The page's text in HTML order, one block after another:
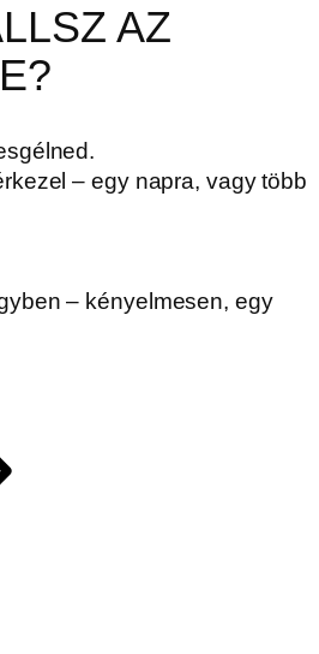
AZ
– egy napra, vagy több
– kényelmesen, egy